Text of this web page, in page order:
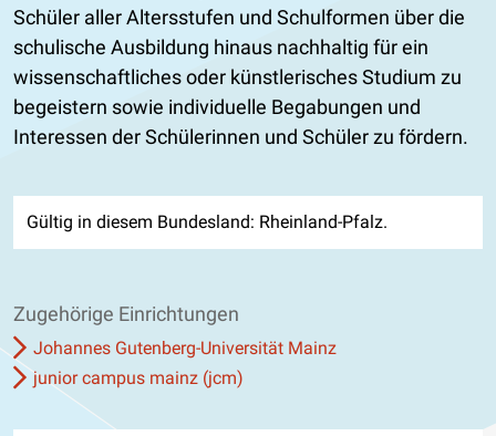
Schüler aller Altersstufen und Schulformen über die
schulische Ausbildung hinaus nachhaltig für ein
wissenschaftliches oder künstlerisches Studium zu
begeistern sowie individuelle Begabungen und
Interessen der Schülerinnen und Schüler zu fördern.
Gültig in diesem Bundesland: Rheinland-Pfalz.
Zugehörige Einrichtungen
Johannes Gutenberg-Universität Mainz
junior campus mainz (jcm)